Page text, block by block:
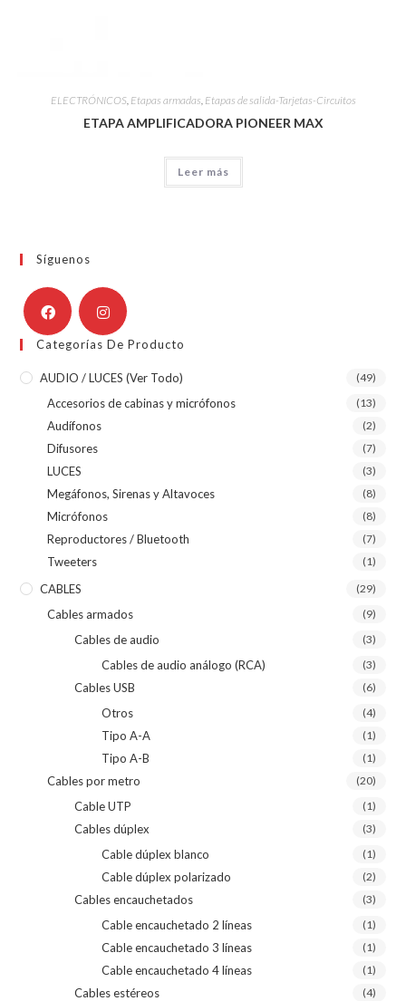
ELECTRÓNICOS, Etapas armadas, Etapas de salida-Tarjetas-Circuitos
ETAPA AMPLIFICADORA PIONEER MAX
Leer más
Síguenos
Categorías De Producto
AUDIO / LUCES (ver Todo) (49)
Accesorios de cabinas y micrófonos (13)
Audífonos (2)
Difusores (7)
LUCES (3)
Megáfonos, Sirenas y Altavoces (8)
Micrófonos (8)
Reproductores / Bluetooth (7)
Tweeters (1)
CABLES (29)
Cables armados (9)
Cables de audio (3)
Cables de audio análogo (RCA) (3)
Cables USB (6)
Otros (4)
Tipo A-A (1)
Tipo A-B (1)
Cables por metro (20)
Cable UTP (1)
Cables dúplex (3)
Cable dúplex blanco (1)
Cable dúplex polarizado (2)
Cables encauchetados (3)
Cable encauchetado 2 líneas (1)
Cable encauchetado 3 líneas (1)
Cable encauchetado 4 líneas (1)
Cables estéreos (4)